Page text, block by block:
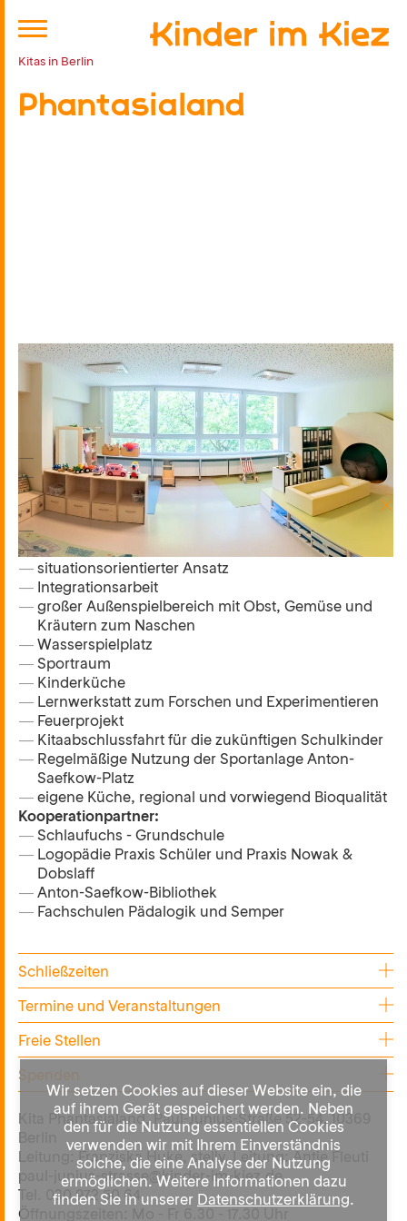
Kitas in Berlin
Phantasialand
Kitaplatz anfragen
Aktueller Hinweis
Elternrunden für interessierte Eltern
jeweils um 09.00 Uhr
04.08.2026
20.08.2026
Profil
bis zu 225 Kinder
Kinder ab 12 Monaten in großer Altersmischung
situationsorientierter Ansatz
Integrationsarbeit
großer Außenspielbereich mit Obst, Gemüse und
Kräutern zum Naschen
Wasserspielplatz
Sportraum
Kinderküche
Lernwerkstatt zum Forschen und Experimentieren
Feuerprojekt
Kitaabschlussfahrt für die zukünftigen Schulkinder
Regelmäßige Nutzung der Sportanlage Anton-
Saefkow-Platz
eigene Küche, regional und vorwiegend Bioqualität
Kooperationpartner:
Schlaufuchs - Grundschule
Logopädie Praxis Schüler und Praxis Nowak &
Dobslaff
Anton-Saefkow-Bibliothek
Fachschulen Pädalogik und Semper
Schließzeiten
31.07.2026
Organisationstag
15.10.2026
Betriebsratsversammlung Schließung
12.-17.11.2026
21.-30.12.2026
Weihnachtsferien
Termine und Veranstaltungen
18.11.2026
16.12.2026
Weihnachtssingen
Freie Stellen
Altersmischung
Spenden
Vielen Dank für Ihre Spende!
Sie möchten die Arbeit in unseren Kitas mit einer
Spende unterstützen? Bitte nutzen Sie unser
Spendenkonto und vermerken Sie bei der
Überweisung den Namen der begünstigten Kita im
Kita Phantasialand, Paul-Junius-Straße 52-54, 10369
Leitung: Franziska Huke, stellv. Leitung: Antje Fleuti
paul-junius-strasse@kinder-im-kiez.de,
Tel. 030 972 50 64
Öffnungszeiten: Mo - Fr 6.30 - 17.30 Uhr
Wir setzen Cookies auf dieser Website ein, die
auf ihrem Gerät gespeichert werden. Neben
den für die Nutzung essentiellen Cookies
verwenden wir mit Ihrem Einverständnis
solche, die eine Analyse der Nutzung
ermöglichen. Weitere Informationen dazu
finden Sie in unserer Datenschutzerklärung.